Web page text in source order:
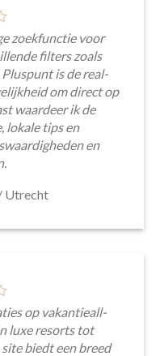
zoekfunctie voor
filters zoals
is de real-
om direct op
waardeer ik de
lokale tips en
en
Utrecht
op vakantieall-
luxe resorts tot
biedt een breed